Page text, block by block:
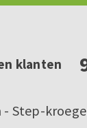
klanten
- Step-